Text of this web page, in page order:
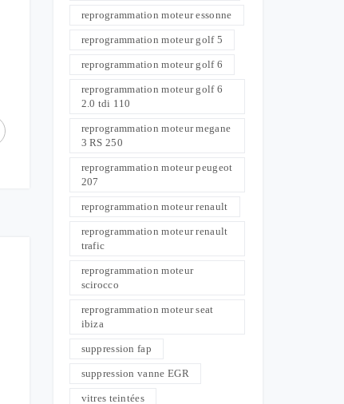
reprogrammation moteur essonne
reprogrammation moteur golf 5
reprogrammation moteur golf 6
reprogrammation moteur golf 6
2.0 tdi 110
reprogrammation moteur megane
3 RS 250
reprogrammation moteur peugeot
207
reprogrammation moteur renault
reprogrammation moteur renault
trafic
reprogrammation moteur
scirocco
reprogrammation moteur seat
ibiza
suppression fap
suppression vanne EGR
vitres teintées